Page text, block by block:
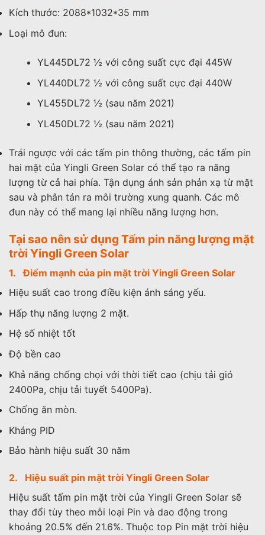
Kích thước: 2088*1032*35 mm
Loại mô đun:
YL445DL72 ½ với công suất cực đại 445W
YL440DL72 ½ với công suất cực đại 440W
YL455DL72 ½ (sau năm 2021)
YL450DL72 ½ (sau năm 2021)
Trái ngược với các tấm pin thông thường, các tấm pin
hai mặt của Yingli Green Solar có thể tạo ra năng
lượng từ cả hai phía. Tận dụng ánh sản phản xạ từ mặt
sau và phân tán ra môi trường xung quanh. Các mô
đun này có thể mang lại nhiều năng lượng hơn.
Tại sao nên sử dụng Tấm pin năng lượng mặt
trời Yingli Green Solar
1. Điểm mạnh của pin mặt trời Yingli Green Solar
Hiệu suất cao trong điều kiện ánh sáng yếu.
Hấp thụ năng lượng 2 mặt.
Hệ số nhiệt tốt
Độ bền cao
Khả năng chống chọi với thời tiết cao (chịu tải gió
2400Pa, chịu tải tuyết 5400Pa).
Chống ăn mòn.
Kháng PID
Bảo hành hiệu suất 30 năm
2. Hiệu suất pin mặt trời Yingli Green Solar
Hiệu suất tấm pin mặt trời của Yingli Green Solar sẽ
thay đổi tùy theo mỗi loại Pin và dao động trong
khoảng 20.5% đến 21.6%. Thuộc top Pin mặt trời hiệu